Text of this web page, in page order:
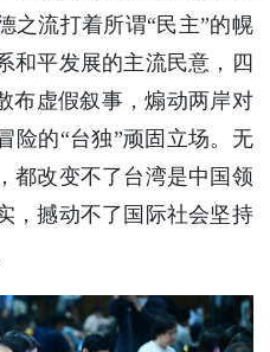
之流打着所谓“民主”的幌
和平发展的主流民意，四
布虚假叙事，煽动两岸对
险的“台独”顽固立场。无
都改变不了台湾是中国领
，撼动不了国际社会坚持